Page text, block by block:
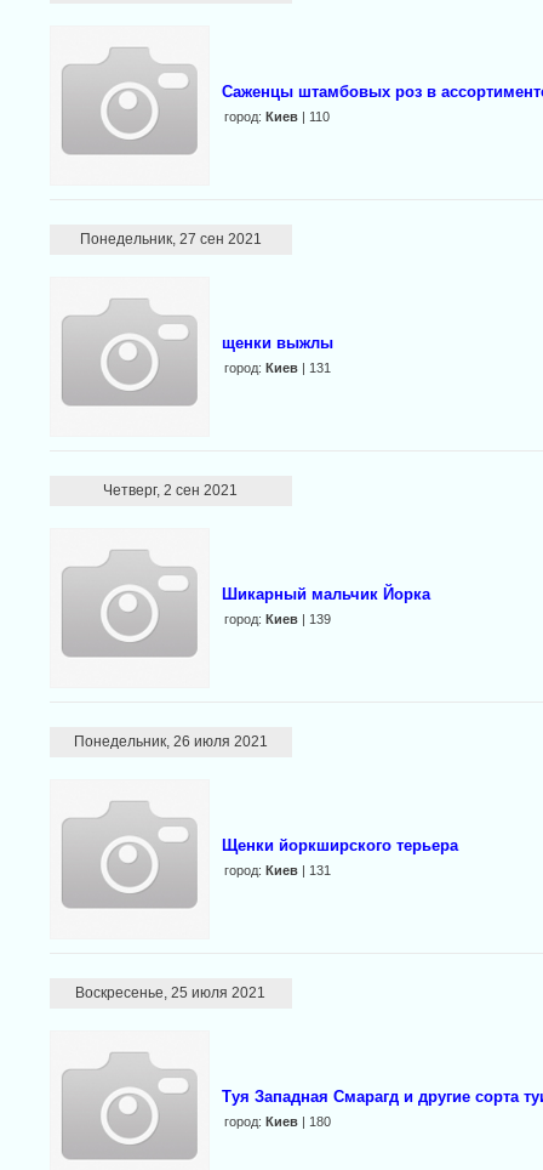
Саженцы штамбовых роз в
город: Киев| 110
Понедельник, 27 сен 2021
щенки выжлы
город: Киев| 131
Четверг, 2 сен 2021
Шикарный мальчик Йорка
город: Киев| 139
Понедельник, 26 июля 2021
Щенки йоркширского терьера
город: Киев| 131
Воскресенье, 25 июля 2021
Туя Западная Смарагд и другие сорта
город: Киев| 180